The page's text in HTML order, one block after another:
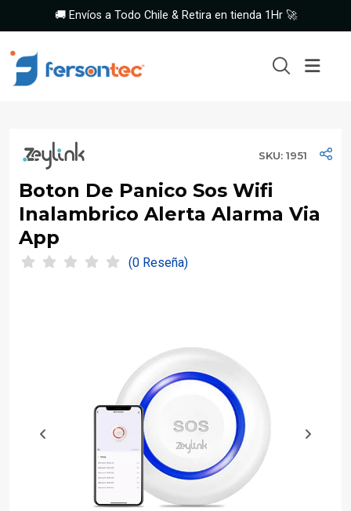
🚚 Envíos a Todo Chile & Retira en tienda 1Hr 🚀
SKU: 1951
Boton De Panico Sos Wifi
Inalambrico Alerta Alarma Via
App
(0 Reseña)